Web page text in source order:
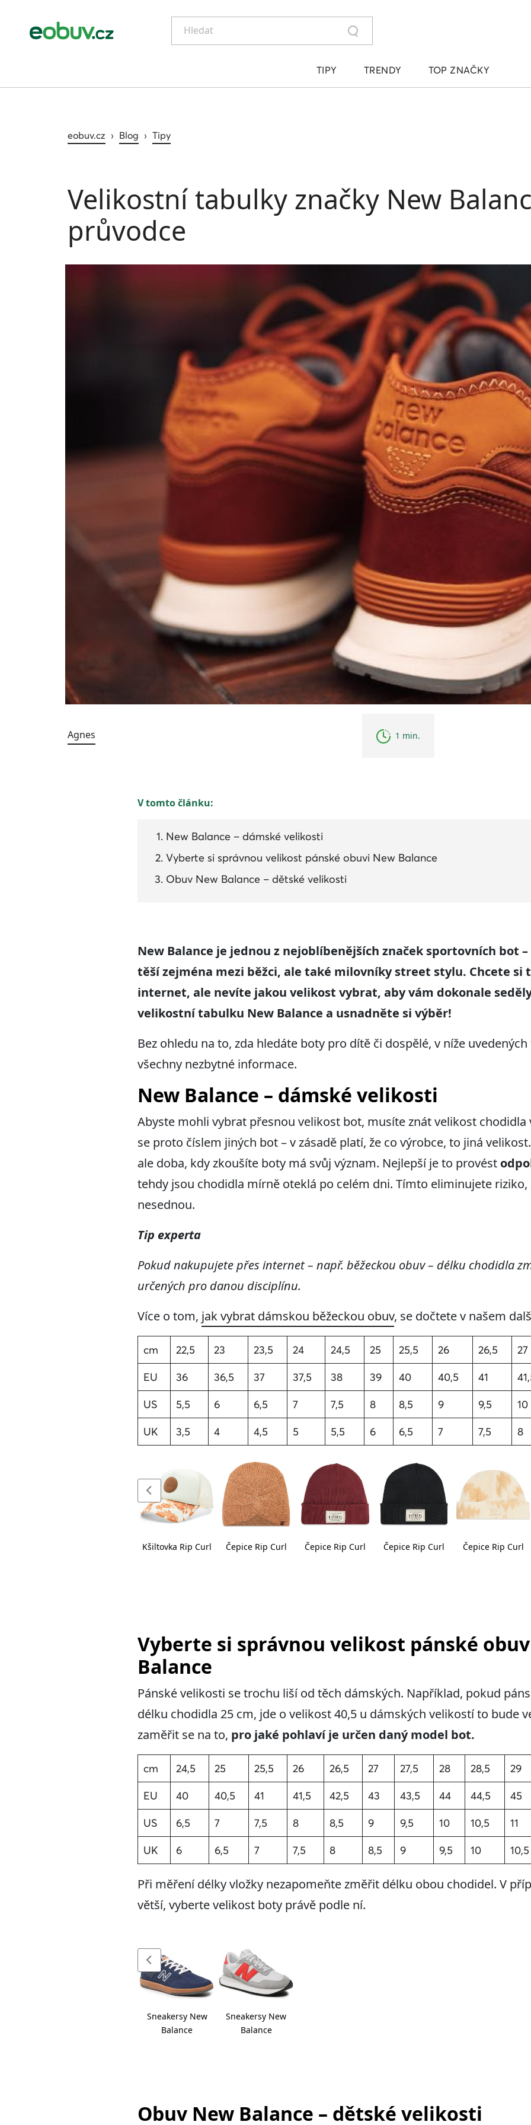
Hledat
TIPY TRENDY TOP ZNAČKY
eobuv.cz › Blog › Tipy
Velikostní tabulky značky New
průvodce
Agnes 1 min.
V tomto článku:
New Balance – dámské velikosti
Vyberte si správnou velikost pánské obuvi New Balance
Obuv New Balance – dětské velikosti
New Balance je jednou z nejoblíbenějších značek sportovních bot
těší zejména mezi běžci, ale také milovníky street stylu. Chcete
internet, ale nevíte jakou velikost vybrat, aby vám dokonale
velikostní tabulku New Balance a usnadněte si výběr!
Bez ohledu na to, zda hledáte boty pro dítě či dospělé, v níže
všechny nezbytné informace.
New Balance – dámské velikosti
Abyste mohli vybrat přesnou velikost bot, musíte znát velikost
se proto číslem jiných bot – v zásadě platí, že co výrobce, to jiná
ale doba, kdy zkoušíte boty má svůj význam. Nejlepší je to provést
tehdy jsou chodidla mírně oteklá po celém dni. Tímto eliminujete
nesednou.
Tip experta
Pokud nakupujete přes internet – např. běžeckou obuv – délku chodidla
určených pro danou disciplínu.
Více o tom, jak vybrat dámskou běžeckou obuv, se dočtete v našem
cm 22,5 23 23,5 24 24,5 25 25,5 26 26,5
27
EU
36 36,5 37 37,5 38 39 40 40,5 41
US
5,5 6 6,5 7 7,5 8 8,5 9 9,5
10
UK
3,5 4 4,5 5 5,5 6 6,5 7 7,5 8
Kšiltovka Rip Curl Čepice Rip Curl Čepice Rip Curl Čepice Rip Curl Čepice Rip Curl
Vyberte si správnou velikost pánské
Balance
Pánské velikosti se trochu liší od těch dámských. Například, pokud
délku chodidla 25 cm, jde o velikost 40,5 u dámských velikostí to bude
zaměřit se na to, pro jaké pohlaví je určen daný model bot.
cm 24,5 25 25,5 26 26,5 27 27,5 28 28,5
29
EU
40 40,5 41 41,5 42,5 43 43,5 44 44,5
45
US
6,5 7 7,5 8 8,5 9 9,5 10 10,5
11
UK
6 6,5 7 7,5 8 8,5 9 9,5 10 10,5
Při měření délky vložky nezapomeňte změřit délku obou chodidel. V
větší, vyberte velikost boty právě podle ní.
Sneakersy New
Balance
Sneakersy New
Balance
Obuv New Balance – dětské velikosti